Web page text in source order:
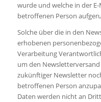
wurde und welche in der
betroffenen Person
Solche über die in den
erhobenen
Verarbeitung
um den
zukünftiger Newsletter
betroffenen Person
Daten werden nicht an